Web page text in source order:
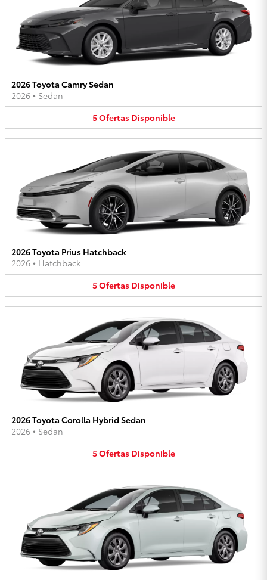
2026 Toyota Camry Sedan
2026 • Sedan
5Ofertas Disponible
2026 Toyota Prius Hatchback
2026 • Hatchback
5Ofertas Disponible
2026 Toyota Corolla Hybrid Sedan
2026 • Sedan
5Ofertas Disponible